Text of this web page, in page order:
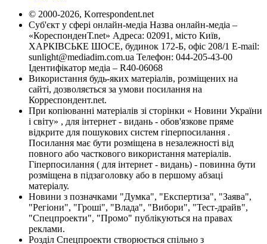
© 2000-2026, Korrespondent.net
Суб'єкт у сфері онлайн-медіа Назва онлайн-медіа –
«КореспонденТ.net» Адреса: 02091, місто Київ,
ХАРКІВСЬКЕ ШОСЕ, будинок 172-Б, офіс 208/1 E-mail:
sunlight@mediadim.com.ua Телефон: 044-205-43-00
Ідентифікатор медіа – R40-06068
Використання будь-яких матеріалів, розміщених на
сайті, дозволяється за умови посилання на
Корреспондент.net.
При копіюванні матеріалів зі сторінки « Новини України
і світу» , для інтернет - видань - обов'язкове пряме
відкрите для пошукових систем гіперпосилання .
Посилання має бути розміщена в незалежності від
повного або часткового використання матеріалів.
Гіперпосилання ( для інтернет - видань) - повинна бути
розміщена в підзаголовку або в першому абзаці
матеріалу.
Новини з позначками "Думка", "Експертиза", "Заява",
"Регіони", "Гроші", "Влада", "Вибори", "Тест-драйв",
"Спецпроекти", "Промо" публікуються на правах
реклами.
Розділ Спецпроекти створюється спільно з